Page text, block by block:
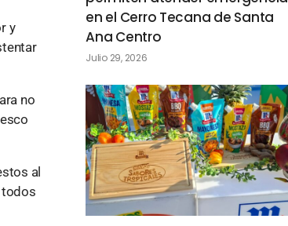
y
no
al
todos
en el Cerro Tecana de Santa
Ana Centro
Julio 29, 2026